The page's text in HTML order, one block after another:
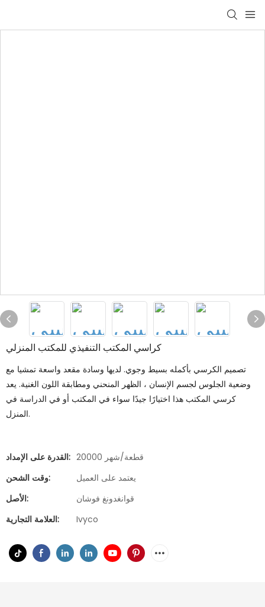
كراسي المكتب التنفيذي للمكتب المنزلي
تصميم الكرسي بأكمله بسيط وجوي. لديها وسادة مقعد واسعة تمشيا مع
وضعية الجلوس لجسم الإنسان ، الظهر المنحني ومطابقة اللون الغنية. يعد
كرسي المكتب هذا اختيارًا جيدًا سواء في المكتب أو في الدراسة في
المنزل.
القدرة على الإمداد:
20000 قطعة/شهر
وقت الشحن:
يعتمد على العميل
الأصل:
قوانغدونغ فوشان
العلامة التجارية:
Ivyco